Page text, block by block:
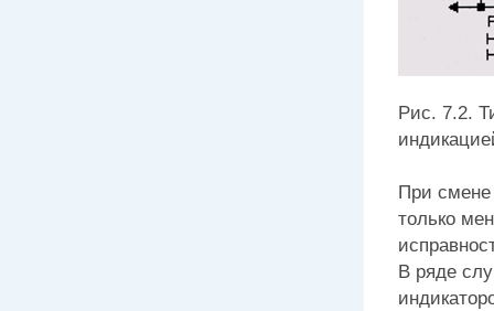
Рис. 7.2.
При смене
только
В ряде